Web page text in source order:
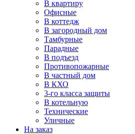
В квартиру
Офисные
В коттедж
В загородный дом
Тамбурные
Парадные
В подъезд
Противопожарные
В частный дом
В КХО
3-го класса защиты
В котельную
Технические
Уличные
На заказ